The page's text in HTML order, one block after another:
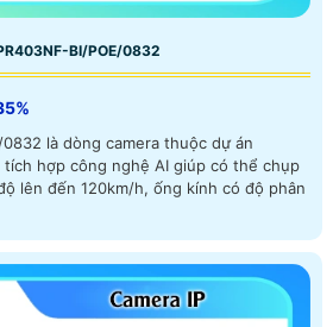
BI/POE/0832
0832 là dòng camera thuộc dự án
hợp công nghệ AI giúp có thể chụp
lên đến 120km/h, ống kính có độ phân